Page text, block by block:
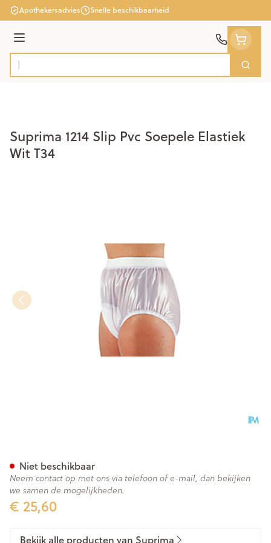
Ga naar de inhoud
Apothekersadvies Snelle beschikbaarheid
Menu
Product, merk, categorie... Zoek
Suprima 1214 Slip Pvc Soepele Elastiek
Wit T34
€ 25,60
Niet beschikbaar
Neem contact op met ons via telefoon of e-mail, dan bekijken
we samen de mogelijkheden.
Bekijk alle producten van Suprima